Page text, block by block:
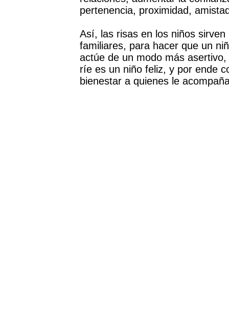
pertenencia, proximidad,
Así, las risas en los niños
familiares, para hacer que un
actúe de un modo más
ríe es un niño feliz, y por ende
bienestar a quienes le